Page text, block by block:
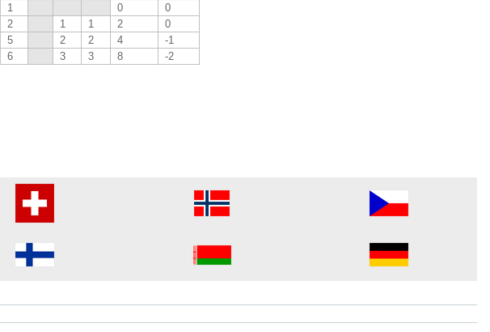
1 0
0
2 1 1 2
0
5 2 2 4
-1
6 3 3 8 -2